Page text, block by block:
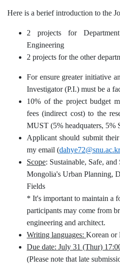
Here is a berief introduction to the
2 projects for
Engineering
2 projects for the other
For ensure greater initiative
Investigator (P.I.) must be a
10% of the project budget
fees (indirect cost) to the
MUST (5% headquaters, 5%
Applicant should submit
my email (dahye72@snu.ac.kr
Scope: Sustainable, Safe,
Mongolia's Urban Planning,
Fields
* It's important to maintain a
participants may come from
engineering and architect.
Writing languages: Korean or
Due date: July 31 (Thur)
(Please note that late